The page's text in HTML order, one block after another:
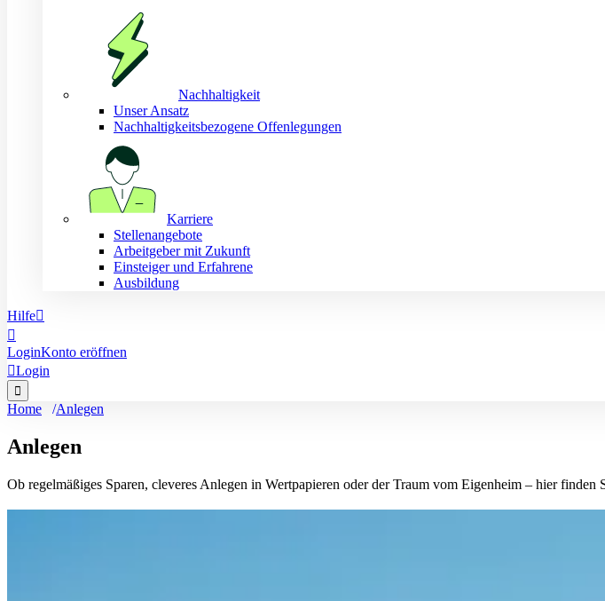
Nachhaltigkeit
Unser Ansatz
Nachhaltigkeitsbezogene Offenlegungen
Karriere
Stellenangebote
Arbeitgeber mit Zukunft
Einsteiger und Erfahrene
Ausbildung
Hilfe

LoginKonto eröffnen
Login

Home Anlegen
Anlegen
Ob regelmäßiges Sparen, cleveres Anlegen in Wertpapieren oder der Traum vom Eigenheim – hier